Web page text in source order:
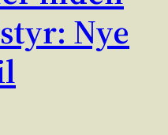
Nye